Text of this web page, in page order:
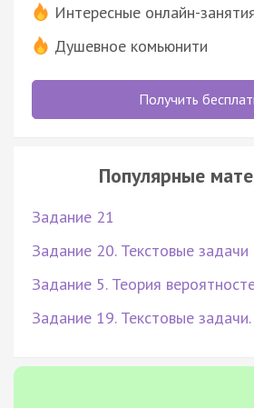
Интересные онлайн-
Душевное комьюнити
Получить
Популярные
Задание 21
Задание 20. Текстовые задачи
Задание 5. Теория
Задание 19. Текстовые